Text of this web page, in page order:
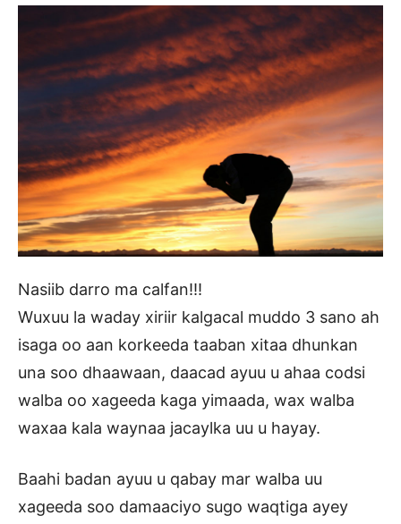
Nasiib darro ma calfan!!!
Wuxuu la waday xiriir kalgacal muddo 3 sano ah
isaga oo aan korkeeda taaban xitaa dhunkan
una soo dhaawaan, daacad ayuu u ahaa codsi
walba oo xageeda kaga yimaada, wax walba
waxaa kala waynaa jacaylka uu u hayay.
Baahi badan ayuu u qabay mar walba uu
xageeda soo damaaciyo sugo waqtiga ayey